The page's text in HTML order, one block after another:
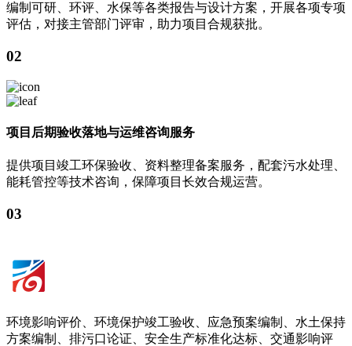
编制可研、环评、水保等各类报告与设计方案，开展各项专项
评估，对接主管部门评审，助力项目合规获批。
02
项目后期验收落地与运维咨询服务
提供项目竣工环保验收、资料整理备案服务，配套污水处理、
能耗管控等技术咨询，保障项目长效合规运营。
03
环境影响评价、环境保护竣工验收、应急预案编制、水土保持
方案编制、排污口论证、安全生产标准化达标、交通影响评